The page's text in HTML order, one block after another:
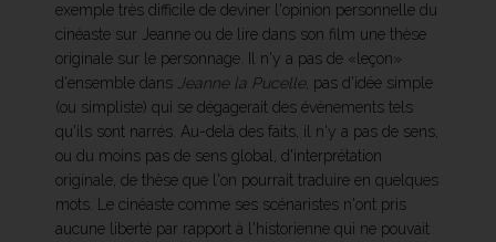
exemple très difficile de deviner l'opinion personnelle du
cinéaste sur Jeanne ou de lire dans son film une thèse
originale sur le personnage. Il n'y a pas de «leçon»
d'ensemble dans Jeanne la Pucelle, pas d'idée simple
(ou simpliste) qui se dégagerait des événements tels
qu'ils sont narrés. Au-delà des faits, il n'y a pas de sens,
ou du moins pas de sens global, d'interprétation
originale, de thèse que l'on pourrait traduire en quelques
mots. Le cinéaste comme ses scénaristes n'ont pris
aucune liberté par rapport à l'historienne qui ne pouvait